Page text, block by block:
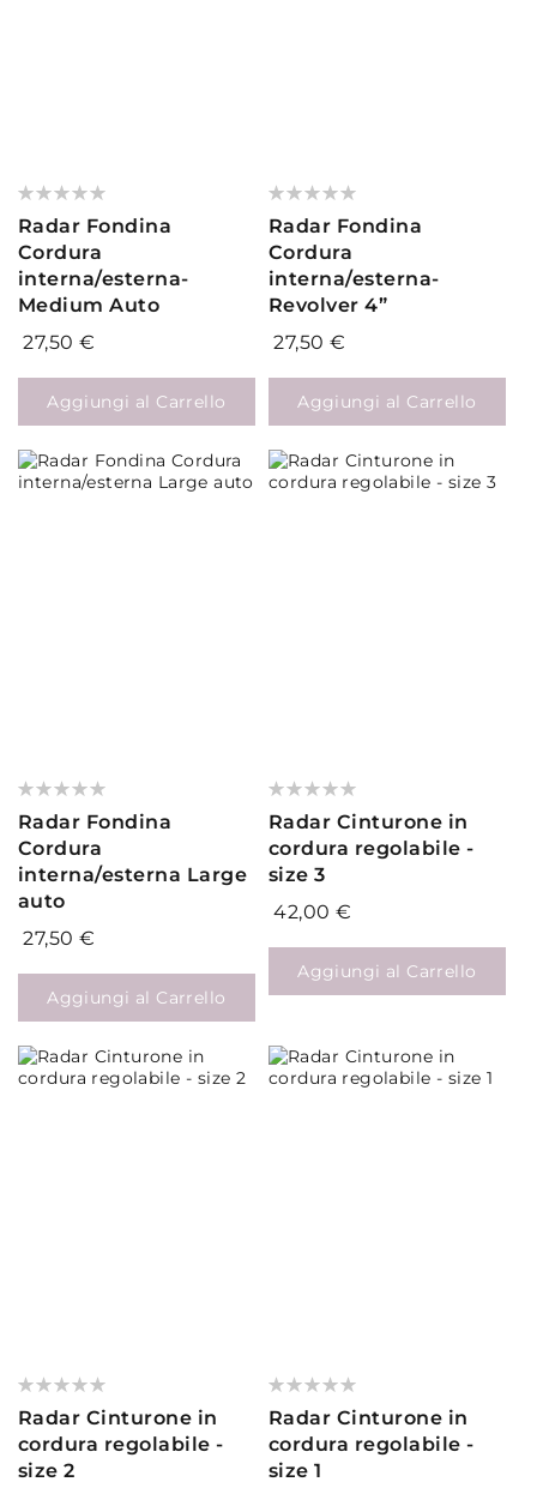
Valutazione:
Radar Fondina
Cordura
interna/esterna-
Medium Auto
27,50 €
Aggiungi al Carrello
Valutazione:
Radar Fondina
Cordura
interna/esterna-
Revolver 4”
27,50 €
Aggiungi al Carrello
Valutazione:
Radar Fondina
Cordura
interna/esterna Large
auto
27,50 €
Aggiungi al Carrello
Valutazione:
Radar Cinturone in
cordura regolabile -
size 3
42,00 €
Aggiungi al Carrello
Valutazione:
Radar Cinturone in
cordura regolabile -
size 2
Valutazione:
Radar Cinturone in
cordura regolabile -
size 1